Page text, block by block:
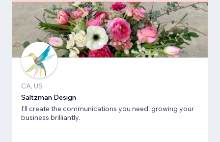
CA, US
Saltzman Design
I’ll create the communications you need, growing your
business brilliantly.